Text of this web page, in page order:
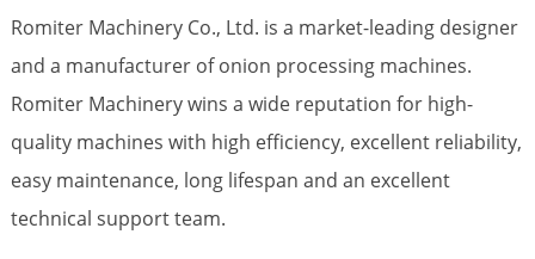
Romiter Machinery Co., Ltd. is a market-leading designer
and a manufacturer of onion processing machines.
Romiter Machinery wins a wide reputation for high-
quality machines with high efficiency, excellent reliability,
easy maintenance, long lifespan and an excellent
technical support team.